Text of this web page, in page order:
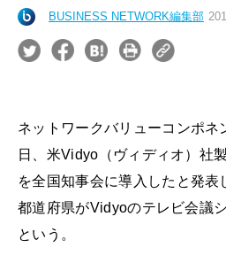
BUSINESS NETWORK編集部
ネットワークバリューコンポ
日、米Vidyo（ヴィディオ）社
を全国知事会に導入したと発
都道府県がVidyoのテレビ会議
という。